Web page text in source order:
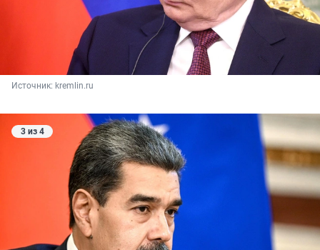
Источник: kremlin.ru
3 из 4